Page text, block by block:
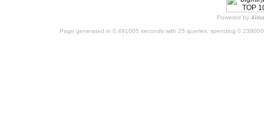
Powered by
Page generated in 0.491005 seconds with 25 queries, spending